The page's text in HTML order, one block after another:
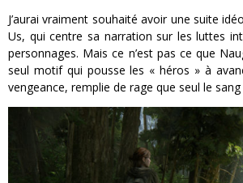
J’aurai vraiment souhaité avoir une suite
Us, qui centre sa narration sur les luttes
personnages. Mais ce n’est pas ce que
seul motif qui pousse les « héros » à
vengeance, remplie de rage que seul le